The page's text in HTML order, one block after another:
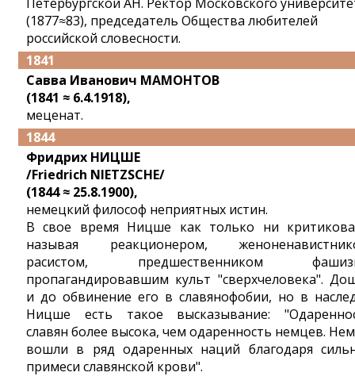
(1877≈83), председатель Общества любителей
российской словесности.
1841
Савва Иванович МАМОНТОВ
(1841 ≈ 6.4.1918),
меценат.
1844
Фридрих НИЦШЕ
/Friedrich NIETZSCHE/
(1844 ≈ 25.8.1900),
немецкий философ неприятных истин.
В свое время Ницше как только ни
называя реакционером,
расистом, предшественником
пропагандировавшим культ "сверхчеловека".
и до обвинение его в славянофобии, но в
Ницше есть такое высказывание:
славян более высока, чем одаренность немцев.
вошли в ряд одаренных наций благодаря
примеси славянской крови".